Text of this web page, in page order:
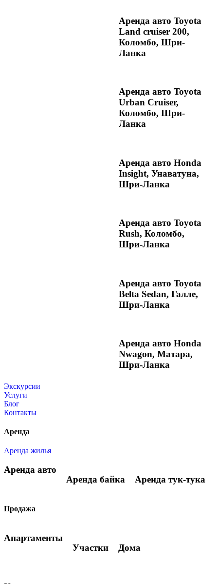
Аренда авто Toyota
Land cruiser 200,
Коломбо, Шри-
Ланка
Аренда авто Toyota
Urban Cruiser,
Коломбо, Шри-
Ланка
Аренда авто Honda
Insight, Унаватуна,
Шри-Ланка
Аренда авто Toyota
Rush, Коломбо,
Шри-Ланка
Аренда авто Toyota
Belta Sedan, Галле,
Шри-Ланка
Аренда авто Honda
Nwagon, Матара,
Шри-Ланка
Экскурсии
Услуги
Блог
Контакты
Аренда
Аренда жилья
Аренда авто
Аренда байка
Аренда тук-тука
Продажа
Апартаменты
Участки
Дома